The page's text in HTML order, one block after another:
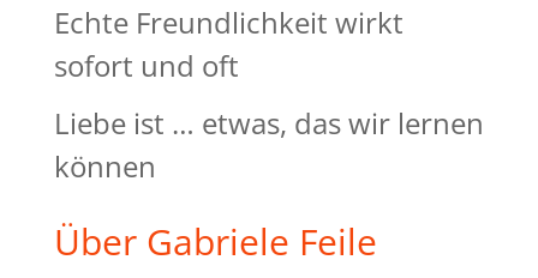
Echte Freundlichkeit wirkt
sofort und oft
Liebe ist … etwas, das wir lernen
können
Über Gabriele Feile